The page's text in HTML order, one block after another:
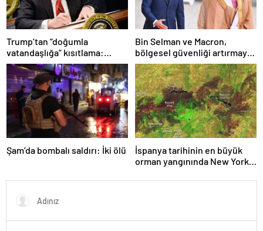
Trump’tan “doğumla
vatandaşlığa” kısıtlama:
Kararnameleri imzaladı
Bin Selman ve Macron,
bölgesel güvenliği artırmaya
yönelik çabaları görüştü
Şam’da bombalı saldırı: İki ölü
İspanya tarihinin en büyük
orman yangınında New York
döndü